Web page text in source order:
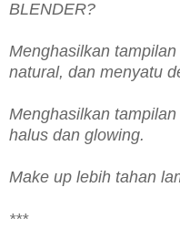
BLENDER?
Menghasilkan
natural, dan menyatu
Menghasilkan
halus dan glowing.
Make up lebih tahan
***